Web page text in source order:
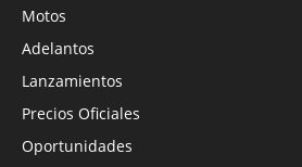
Motos
Adelantos
Lanzamientos
Precios Oficiales
Oportunidades